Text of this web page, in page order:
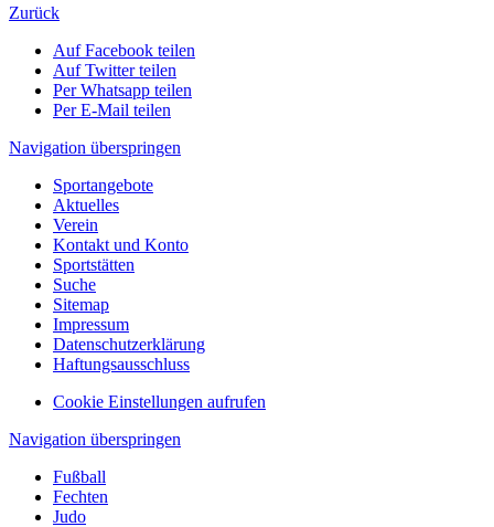
Zurück
Auf Facebook teilen
Auf Twitter teilen
Per Whatsapp teilen
Per E-Mail teilen
Navigation überspringen
Sportangebote
Aktuelles
Verein
Kontakt und Konto
Sportstätten
Suche
Sitemap
Impressum
Datenschutzerklärung
Haftungsausschluss
Cookie Einstellungen aufrufen
Navigation überspringen
Fußball
Fechten
Judo